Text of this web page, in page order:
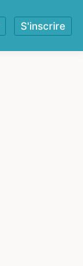
S'inscrire